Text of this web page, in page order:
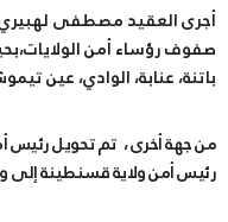
أجرى العقيد مصطفى لهبيري
صفوف رؤساء أمن
باتنة، عنابة، الوادي، عين
من جهة أخرى ، تم تحويل رئيس
رئيس أمن ولاية قسنطينة إلى